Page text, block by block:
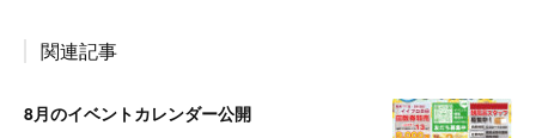
関連記事
8月のイベントカレンダー公開